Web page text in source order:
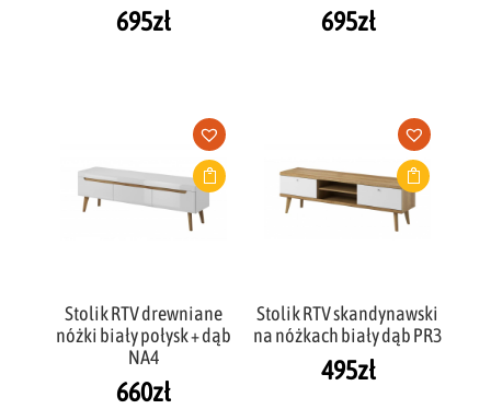
695zł 695zł
Stolik RTV drewniane
nóżki biały połysk + dąb
NA4
660zł
Stolik RTV skandynawski
na nóżkach biały dąb PR3
495zł